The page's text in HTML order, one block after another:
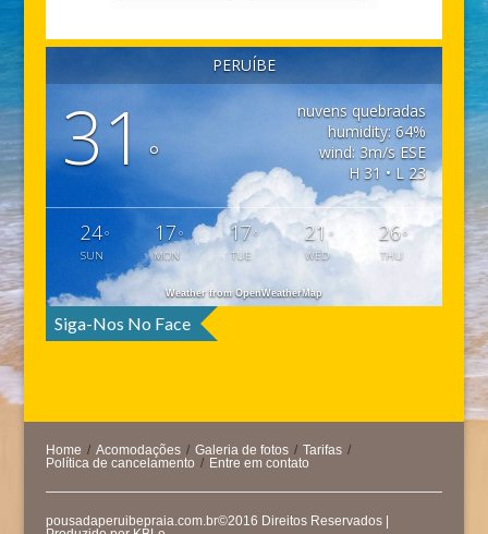
PERUÍBE
31°
nuvens quebradas
humidity: 64%
wind: 3m/s ESE
H 31 • L 23
24°
SUN
17°
MON
17°
TUE
21 °
WED
26°
THU
Weather from OpenWeatherMap
Siga-Nos No Face
Home / Acomodações / Galeria de fotos / Tarifas /
Política de cancelamento / Entre em contato
pousadaperuibepraia.com.br©2016 Direitos Reservados |